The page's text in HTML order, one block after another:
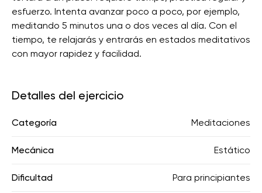
esfuerzo. Intenta avanzar poco a poco, por ejemplo,
meditando 5 minutos una o dos veces al día. Con el
tiempo, te relajarás y entrarás en estados meditativos
con mayor rapidez y facilidad.
Detalles del ejercicio
Categoría Meditaciones
Mecánica Estático
Dificultad Para principiantes